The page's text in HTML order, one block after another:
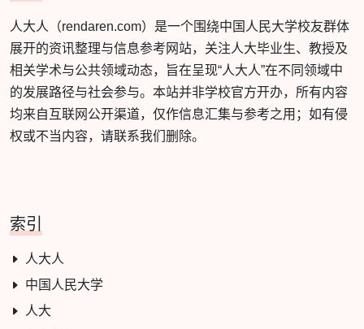
人大人（rendaren.com）是一个围绕中国人民大学校友群体
展开的资讯整理与信息参考网站，关注人大毕业生、教授及
相关学术与公共领域动态，旨在呈现“人大人”在不同领域中
的发展路径与社会参与。本站并非学校官方开办，所有内容
均来自互联网公开渠道，仅作信息汇集与参考之用；如有侵
权或不当内容，请联系我们删除。
索引
人大人
中国人民大学
人大